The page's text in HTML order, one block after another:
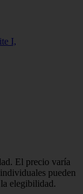
I,
El precio varía
pueden
elegibilidad.